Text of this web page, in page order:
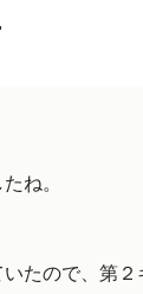
ね。
たので、第２